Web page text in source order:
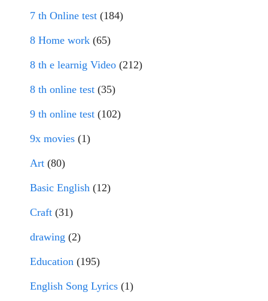
7 th Online test (184)
8 Home work (65)
8 th e learnig Video (212)
8 th online test (35)
9 th online test (102)
9x movies (1)
Art (80)
Basic English (12)
Craft (31)
drawing (2)
Education (195)
English Song Lyrics (1)